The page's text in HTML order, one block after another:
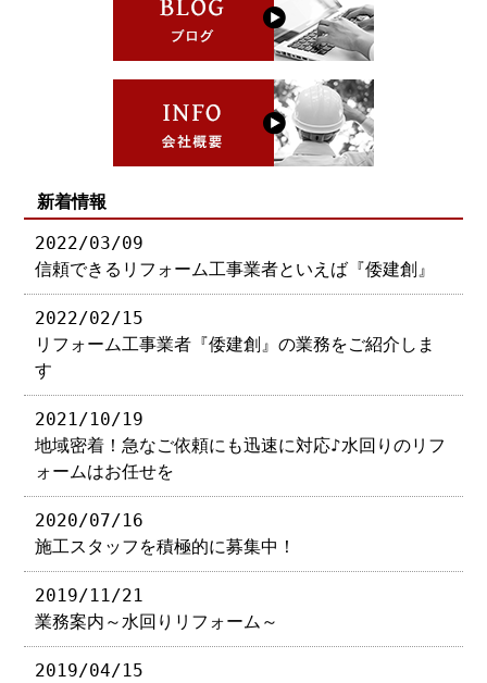
新着情報
2022/03/09
信頼できるリフォーム工事業者といえば『倭建創』
2022/02/15
リフォーム工事業者『倭建創』の業務をご紹介しま
す
2021/10/19
地域密着！急なご依頼にも迅速に対応♪水回りのリフ
ォームはお任せを
2020/07/16
施工スタッフを積極的に募集中！
2019/11/21
業務案内～水回りリフォーム～
2019/04/15